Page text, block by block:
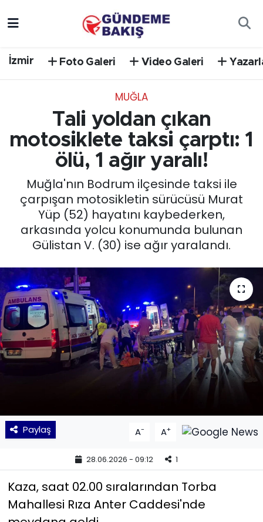
İzmir Foto Galeri Video Galeri
MUĞLA
Tali yoldan çıkan
motosiklete taksi çarptı: 1
ölü, 1 ağır yaralı!
Muğla'nın Bodrum ilçesinde taksi ile
çarpışan motosikletin sürücüsü Murat
Yüp (52) hayatını kaybederken,
arkasında yolcu konumunda bulunan
Gülistan V. (30) ise ağır yaralandı.
Paylaş A- A+
28.06.2026 - 09:12 1
Kaza, saat 02.00 sıralarından Torba
Mahallesi Rıza Anter Caddesi'nde
EGE
EĞİTİM
EKONOMİ
English News
KÜLTÜR SANAT
MAGAZİN
POLİTİKA
SPOR
TEKNOLOJİ
Yaşam
Süper Lig Puan Durumu ve Fikstür
Tüm Manşetler
Son Dakika Haberleri
Haber Arşivi